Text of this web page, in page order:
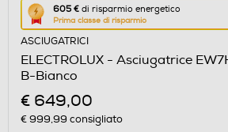
605 € di risparmio energetico
Prima classe di risparmio
Questa
azione
aprirà
il
Calcolatore
di
risparmio
ASCIUGATRICI
ELECTROLUX - Asciugatrice
B-Bianco
€ 649,00
€ 999,99 consigliato